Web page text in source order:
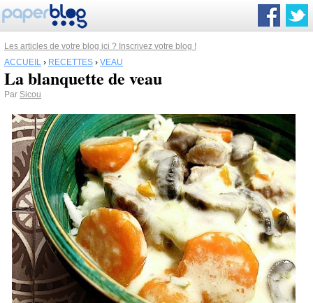
Les articles de votre blog ici ? Inscrivez votre blog !
ACCUEIL › RECETTES › VEAU
La blanquette de veau
Par Sicou